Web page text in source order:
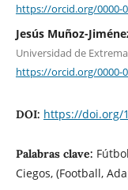
https://orcid.org/0000-
Jesús Muñoz-
Universidad de
https://orcid.org/0000-
DOI: https://doi.org/
Palabras clave:
Ciegos, (Football,